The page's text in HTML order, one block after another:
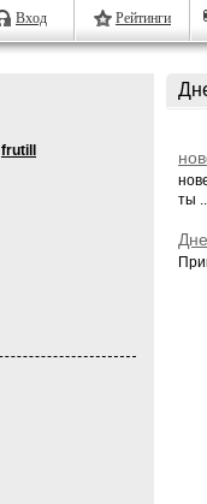
Вход Рейтинги
frutill
ты